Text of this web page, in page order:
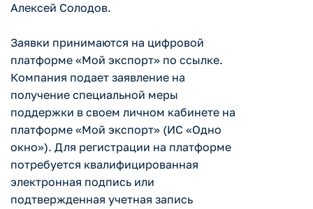
Алексей Солодов.
Заявки принимаются на цифровой
платформе «Мой экспорт» по ссылке.
Компания подает заявление на
получение специальной меры
поддержки в своем личном кабинете на
платформе «Мой экспорт» (ИС «Одно
окно»). Для регистрации на платформе
потребуется квалифицированная
электронная подпись или
подтвержденная учетная запись